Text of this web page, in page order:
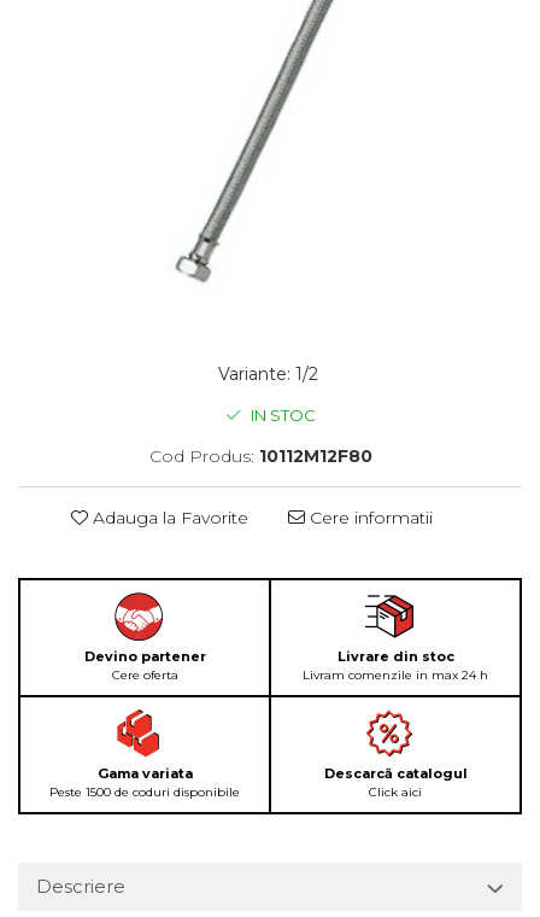
Variante: 1/2
IN STOC
Cod Produs: 10112M12F80
Adauga la Favorite Cere informatii
Devino partener
Cere oferta
Livrare din stoc
Livram comenzile in max 24 h
Gama variata
Peste 1500 de coduri disponibile
Descarcă catalogul
Click aici
Descriere